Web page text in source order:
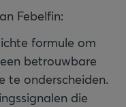
Febelfin:
formule om
betrouwbare
te onderscheiden.
die